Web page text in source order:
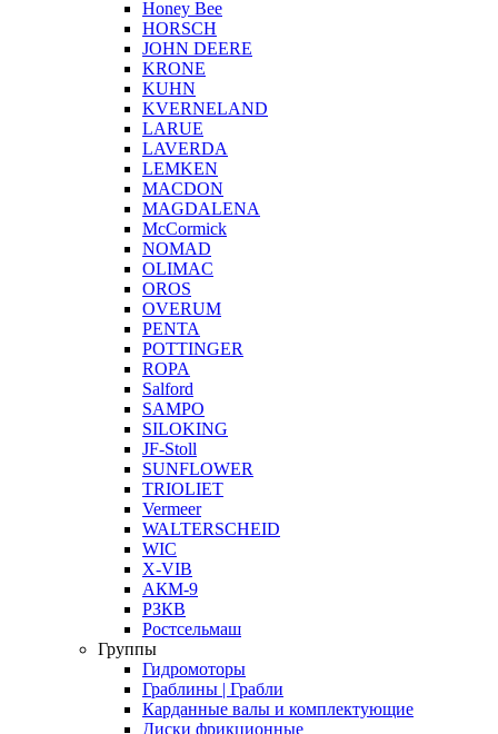
Honey Bee
HORSCH
JOHN DEERE
KRONE
KUHN
KVERNELAND
LARUE
LAVERDA
LEMKEN
MACDON
MAGDALENA
McCormick
NOMAD
OLIMAC
OROS
OVERUM
PENTA
POTTINGER
ROPA
Salford
SAMPO
SILOKING
JF-Stoll
SUNFLOWER
TRIOLIET
Vermeer
WALTERSCHEID
WIC
X-VIB
АКМ-9
РЗКВ
Ростсельмаш
Группы
Гидромоторы
Граблины | Грабли
Карданные валы и комплектующие
Диски фрикционные